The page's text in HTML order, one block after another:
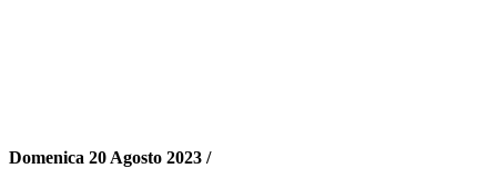
Domenica 20 Agosto 2023 /